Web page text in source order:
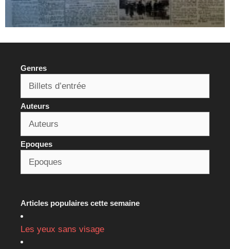
Genres
Auteurs
Epoques
Articles populaires cette semaine
Les yeux sans visage